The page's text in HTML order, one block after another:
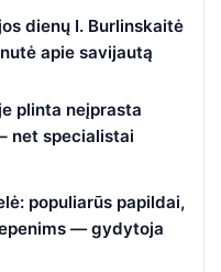
dienų I. Burlinskaitė
apie savijautą
plinta neįprasta
net specialistai
populiarūs papildai,
— gydytoja